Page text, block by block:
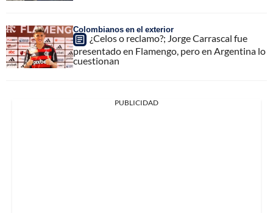
Colombianos en el exterior
¿Celos o reclamo?; Jorge Carrascal fue
presentado en Flamengo, pero en Argentina lo
cuestionan
PUBLICIDAD